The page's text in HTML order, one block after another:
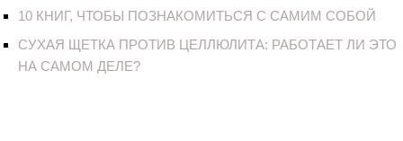
10 КНИГ, ЧТОБЫ ПОЗНАКОМИТЬСЯ С САМИМ СОБОЙ
СУХАЯ ЩЕТКА ПРОТИВ ЦЕЛЛЮЛИТА: РАБОТАЕТ ЛИ ЭТО
НА САМОМ ДЕЛЕ?